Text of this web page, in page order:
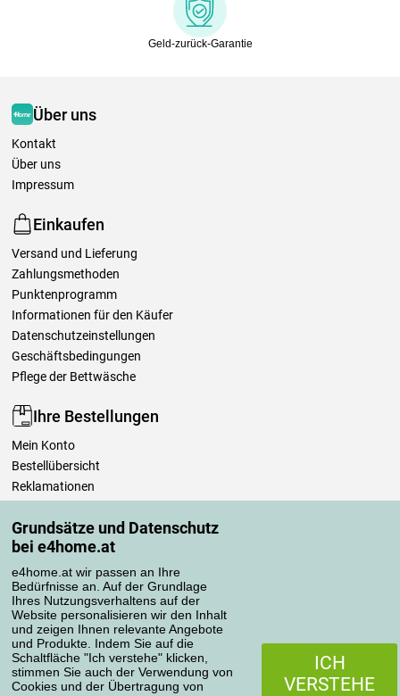
Grundsätze und Datenschutz
bei e4home.at
e4home.at wir passen an Ihre
Bedürfnisse an. Auf der Grundlage
Ihres Nutzungsverhaltens auf der
Website personalisieren wir den Inhalt
und zeigen Ihnen relevante Angebote
und Produkte. Indem Sie auf die
Schaltfläche "Ich verstehe" klicken,
stimmen Sie auch der Verwendung von
Cookies und der Übertragung von
ICH
VERSTEHE
Geld-zurück-Garantie
Über uns
Kontakt
Über uns
Impressum
Einkaufen
Versand und Lieferung
Zahlungsmethoden
Punktenprogramm
Informationen für den Käufer
Datenschutzeinstellungen
Geschäftsbedingungen
Pflege der Bettwäsche
Ihre Bestellungen
Mein Konto
Bestellübersicht
Reklamationen
Einfach mehr wissen
Richtlinien zur Verarbeitung von Bewertungen
Transportarten
Zahlungsmethoden